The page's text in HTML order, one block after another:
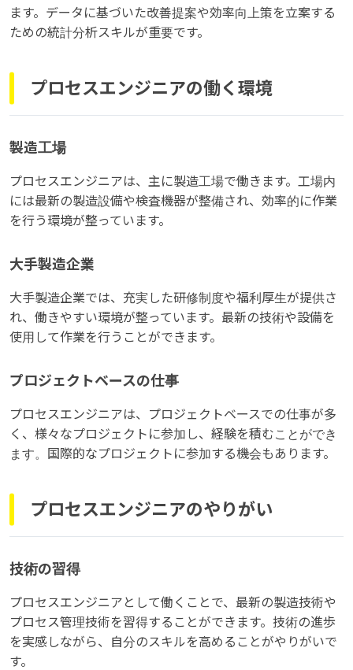
ます。データに基づいた改善提案や効率向上策を立案する
ための統計分析スキルが重要です。
プロセスエンジニアの働く環境
製造工場
プロセスエンジニアは、主に製造工場で働きます。工場内
には最新の製造設備や検査機器が整備され、効率的に作業
を行う環境が整っています。
大手製造企業
大手製造企業では、充実した研修制度や福利厚生が提供さ
れ、働きやすい環境が整っています。最新の技術や設備を
使用して作業を行うことができます。
プロジェクトベースの仕事
プロセスエンジニアは、プロジェクトベースでの仕事が多
く、様々なプロジェクトに参加し、経験を積むことができ
ます。国際的なプロジェクトに参加する機会もあります。
プロセスエンジニアのやりがい
技術の習得
プロセスエンジニアとして働くことで、最新の製造技術や
プロセス管理技術を習得することができます。技術の進歩
を実感しながら、自分のスキルを高めることがやりがいで
す。